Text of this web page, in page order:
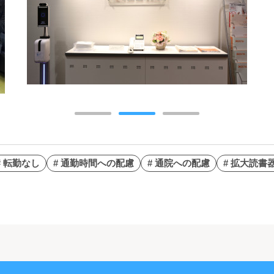
転勤なし # 通勤時間への配慮 # 通院への配慮 # 拡大読書